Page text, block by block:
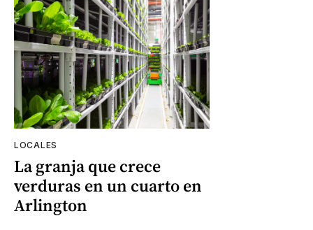
LOCALES
La granja que crece
verduras en un cuarto en
Arlington